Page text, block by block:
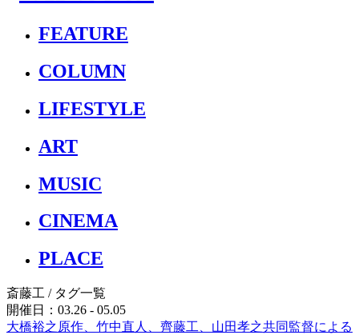
FEATURE
COLUMN
LIFESTYLE
ART
MUSIC
CINEMA
PLACE
斎藤工 / タグ一覧
開催日：03.26 - 05.05
大橋裕之原作、竹中直人、齊藤工、山田孝之共同監督による